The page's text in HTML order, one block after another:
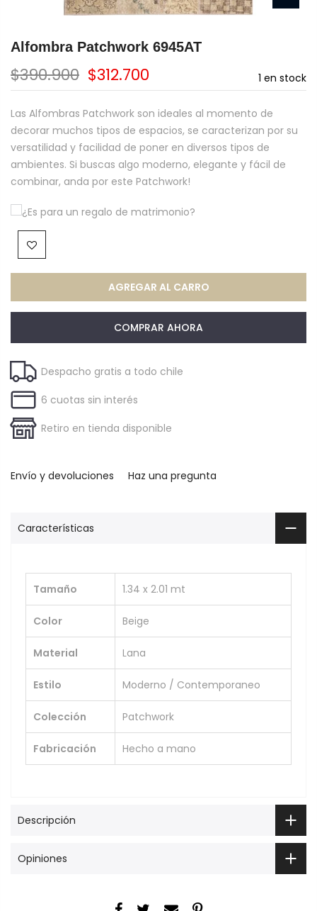
Alfombra Patchwork 6945AT
1 en stock
$390.900 $312.700
Las Alfombras Patchwork son ideales al momento de
decorar muchos tipos de espacios, se caracterizan por su
versatilidad y facilidad de poner en diversos tipos de
ambientes. Si buscas algo moderno, elegante y fácil de
combinar, anda por este Patchwork!
¿Es para un regalo de matrimonio?
AGREGAR AL CARRO
COMPRAR AHORA
Despacho gratis a todo chile
6 cuotas sin interés
Retiro en tienda disponible
Envío y devoluciones Haz una pregunta
Características
Tamaño 1.34 x 2.01 mt
Color Beige
Material Lana
Estilo Moderno / Contemporaneo
Colección Patchwork
Fabricación Hecho a mano
Descripción
Opiniones